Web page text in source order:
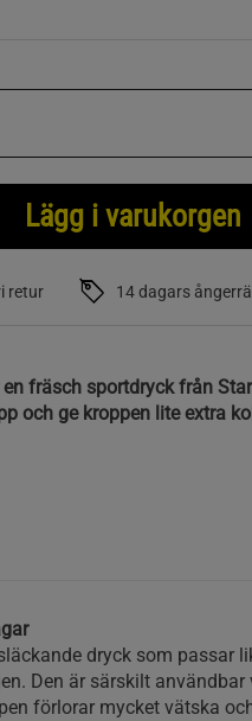
Lägg i varukorgen
retur 14 dagars
fräsch sportdryck från
och ge kroppen lite extra
dryck som passar
Den är särskilt användbar
förlorar mycket vätska